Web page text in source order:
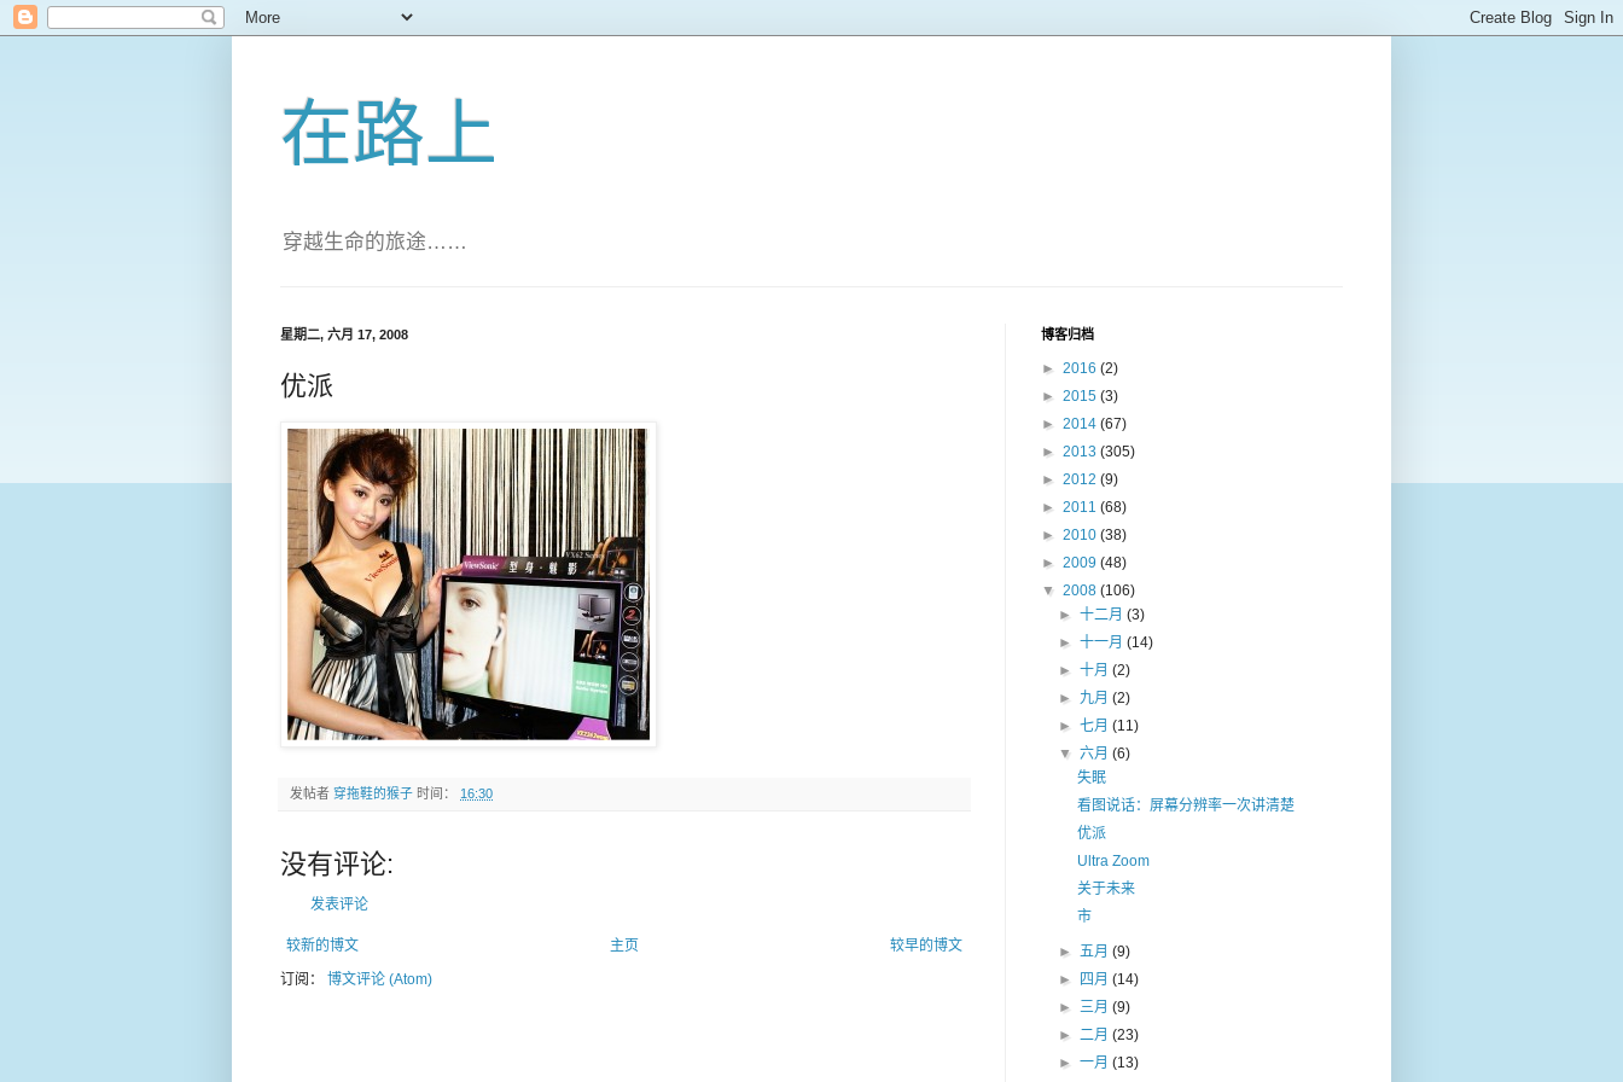
在路上
穿越生命的旅途……
星期二, 六月 17, 2008
优派
发帖者 穿拖鞋的猴子 时间： 16:30
没有评论:
发表评论
较新的博文 较早的博文
主页
订阅： 博文评论 (Atom)
博客归档
► 2016 (2)
► 2015 (3)
► 2014 (67)
► 2013 (305)
► 2012 (9)
► 2011 (68)
► 2010 (38)
► 2009 (48)
▼ 2008 (106)
►十二月(3)
►十一月(14)
►十月(2)
► 九月(2)
►七月(11)
▼六月(6)
失眠
看图说话：屏幕分辨率一次讲清楚
优派
Ultra Zoom
关于未来
市
►五月(9)
►
四月(14)
►三月(9)
►二月(23)
►一月(13)